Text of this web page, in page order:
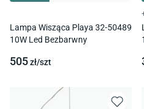
Lampa Wisząca Playa 32-50489
10W Led Bezbarwny
505zł/szt